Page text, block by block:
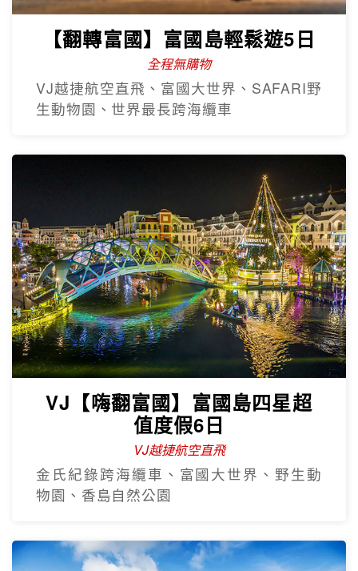
【翻轉富國】富國島輕鬆遊5日
全程無購物
VJ越捷航空直飛、富國大世界、SAFARI野
生動物園、世界最長跨海纜車
VJ【嗨翻富國】富國島四星超
值度假6日
VJ越捷航空直飛
金氏紀錄跨海纜車、富國大世界、野生動
物園、香島自然公園